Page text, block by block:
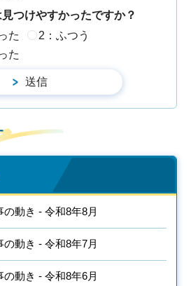
つけやすかったですか？
た
2：ふつう
た
動き - 令和8年8月
動き - 令和8年7月
動き - 令和8年6月